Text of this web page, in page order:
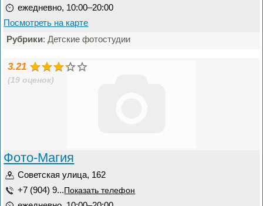
ежедневно, 10:00–20:00
Посмотреть на карте
Рубрики: Детские фотостудии
3.21
(19 оценок)
Фото-Магия
Советская улица, 162
+7 (904) 9... Показать телефон